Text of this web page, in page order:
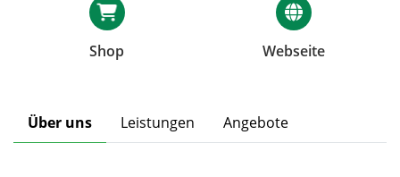
Shop Webseite
Über uns Leistungen Angebote